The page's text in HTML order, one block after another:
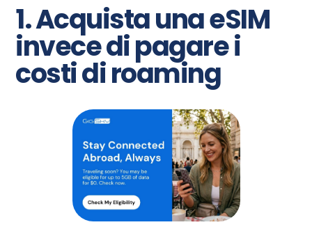
1. Acquista una eSIM
invece di pagare i
costi di roaming